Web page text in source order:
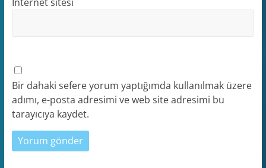
Bir dahaki sefere yorum yaptığımda kullanılmak üzere
adımı, e-posta adresimi ve web site adresimi bu
tarayıcıya kaydet.